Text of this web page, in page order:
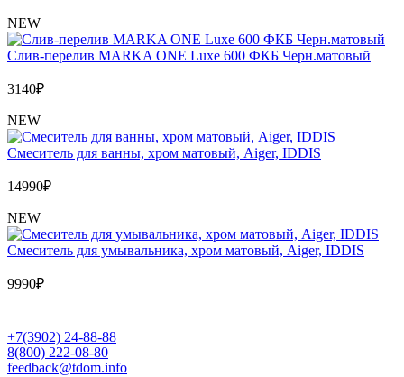
NEW
Слив-перелив MARKA ONE Luxe 600 ФКБ Черн.матовый
3140₽
NEW
Cмеситель для ванны, хром матовый, Aiger, IDDIS
14990₽
NEW
Cмеситель для умывальника, хром матовый, Aiger, IDDIS
9990₽
+7(3902) 24-88-88
8(800) 222-08-80
feedback@tdom.info